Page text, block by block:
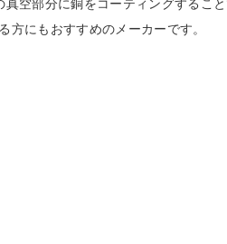
空部分に銅をコーティングするこ
方にもおすすめのメーカーです。